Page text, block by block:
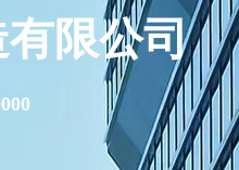
限公司